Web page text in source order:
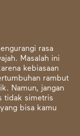
rasa
Masalah ini
kebiasaan
rambut
Namun, jangan
tidak simetris
bisa kamu